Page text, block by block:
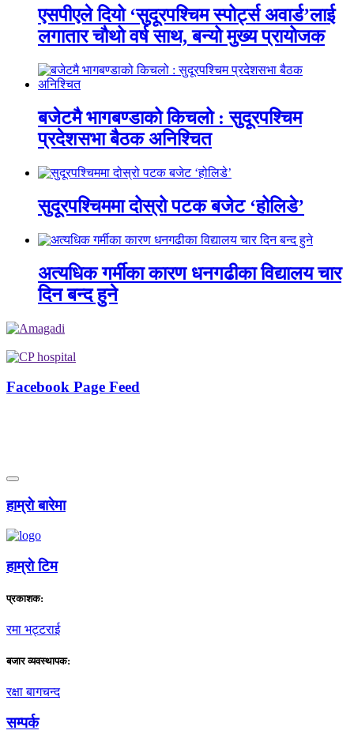
एसपीएले दियो ‘सुदूरपश्चिम स्पोर्ट्स अवार्ड’लाई
लगातार चौथो वर्ष साथ, बन्यो मुख्य प्रायोजक
बजेटमै भागबण्डाको किचलो : सुदूरपश्चिम
प्रदेशसभा बैठक अनिश्चित
सुदूरपश्चिममा दोस्रो पटक बजेट ‘होलिडे’
अत्यधिक गर्मीका कारण धनगढीका विद्यालय चार
दिन बन्द हुने
Facebook Page Feed
हाम्राे बारेमा
हाम्राे टिम
प्रकाशक:
रमा भट्टराई
बजार व्यवस्थापक:
रक्षा बागचन्द
सम्पर्क